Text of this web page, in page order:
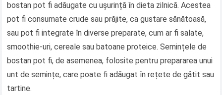
bostan pot fi adăugate cu ușurință în dieta zilnică. Acestea
pot fi consumate crude sau prăjite, ca gustare sănătoasă,
sau pot fi integrate în diverse preparate, cum ar fi salate,
smoothie-uri, cereale sau batoane proteice. Semințele de
bostan pot fi, de asemenea, folosite pentru prepararea unui
unt de semințe, care poate fi adăugat în rețete de gătit sau
tartine.